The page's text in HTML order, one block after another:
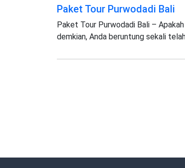
Paket Tour Purwodadi Bali
Paket Tour Purwodadi Bali –
demkian, Anda beruntung sekali